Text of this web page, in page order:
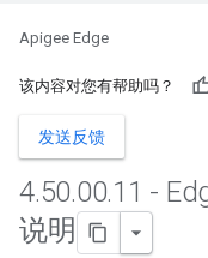
Apigee Edge
该内容对您有帮助吗？
发送反馈
4.50.00.11 -
说明